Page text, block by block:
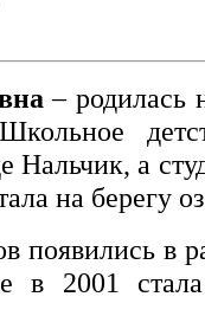
– родилась
Нальчик, а
на берегу
появились в
в 2001